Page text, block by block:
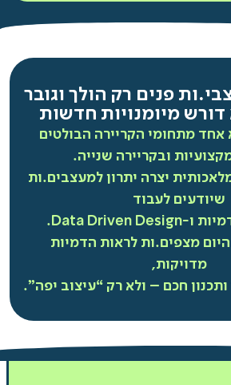
פנים רק הולך וגובר
דורש מיומנויות חדשות
אחד מתחומי הקריירה הבולטים
ובקריירה שנייה.
יצרה יתרון למעצבים.ות
שיודעים לעבוד
מצפים.ות לראות הדמיות
מדויקות,
חכם – ולא רק “עיצוב יפה”.